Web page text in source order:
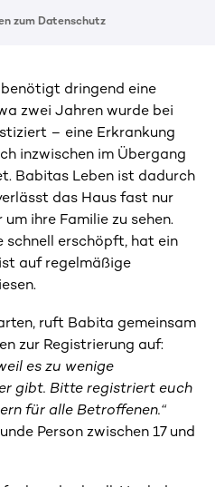
zum Datenschutz
dringend eine
zwei Jahren wurde bei
– eine Erkrankung
inzwischen im Übergang
Babitas Leben ist dadurch
das Haus fast nur
ihre Familie zu sehen.
schnell erschöpft, hat ein
auf regelmäßige
ruft Babita gemeinsam
zur Registrierung auf:
es zu wenige
gibt. Bitte registriert euch
für alle Betroffenen.“
Person zwischen 17 und